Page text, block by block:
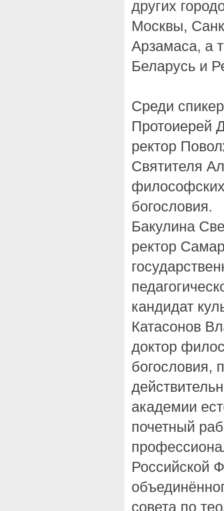
других
Москвы,
Арзамаса, а
Беларусь и
Среди
Протоиерей
ректор
Святителя
богословия.
Бакулина
ректор
кандидат
Катасонов
доктор
богословия,
академии
почетный
Российской
совета по